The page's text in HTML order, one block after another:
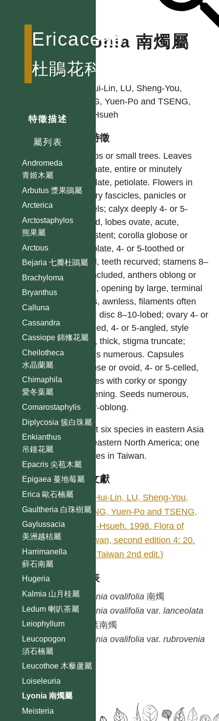
Ericaceae
杜鵑花科
特徵描述
屬列表
Andromeda
青姬木屬
Arbutus 漿果鵑屬
Arcterica
Arctostaphylos
熊果屬
Arctous
Bejaria 七瓣杜鵑屬
Brachyloma
Bryanthus
Calluna
Cassandra
Cassiope 錦絛花屬
Cheilotheca
水晶蘭屬
Chimaphila
愛冬葉屬
Comarostaphylis
Diplycosia 簇白珠屬
Enkianthus
吊鐘花屬
Epacris 尖苞木屬
Epigaea 蔓地莓屬
Erica 歐石楠屬
Gaultheria 白珠樹屬
Gaylussacia
美洲越桔屬
Harrimanella
蘚石南屬
Hugeria
Kalmia 山月桂屬
Ledum 喇叭茶屬
Leiophyllum
Leucopogon
須石楠屬
Leucothoe 木藜蘆屬
Loiseleuria
Lyonia 南燭屬
Meisteria
Lyonia 南燭屬
作者
LI, Hui-Lin, LU, Sheng-You,
YANG, Yuen-Po and TSENG,
Yen-Hsueh
型態特徵
Shrubs or small trees. Leaves
alternate, entire or minutely
serrulate, petiolate. Flowers in
axillary fascicles, panicles or
umbels; calyx deeply 4- or 5-
parted, lobes ovate, acute,
persistent; corolla globose or
urceolate, 4- or 5-toothed or
lobed, teeth recurved; stamens 8–
10, included, anthers oblong or
ovoid, opening by large, terminal
pores, awnless, filaments often
hairy; disc 8–10-lobed; ovary 4- or
5-celled, 4- or 5-angled, style
erect, thick, stigma truncate;
ovules numerous. Capsules
globose or ovoid, 4- or 5-celled,
sutures with corky or spongy
thickening. Seeds numerous,
linear-oblong.
About six species in eastern Asia
and eastern North America; one
species in Taiwan.
參考文獻
LI, Hui-Lin, LU, Sheng-You,
YANG, Yuen-Po and TSENG,
Yen-Hsueh. 1998. Flora of
Taiwan, second edition 4: 20.
(Fl. Taiwan 2nd edit.)
種列表
Lyonia ovalifolia 南燭
Lyonia ovalifoliavar. lanceolata
銳葉南燭
Lyonia ovalifoliavar. rubrovenia